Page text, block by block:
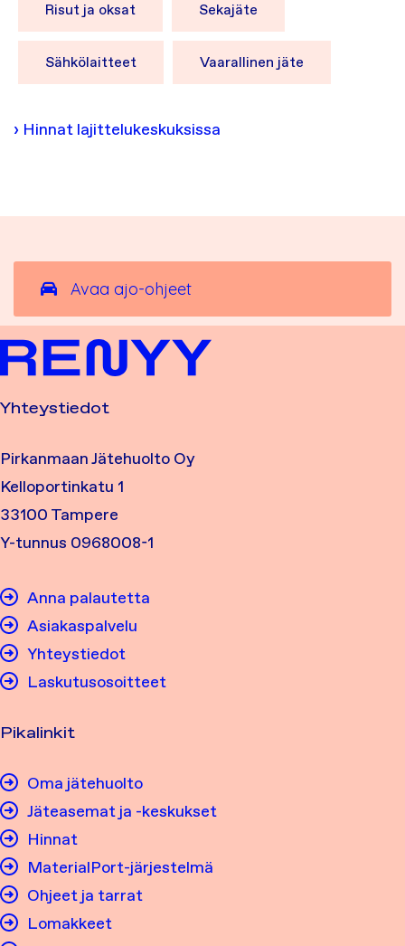
Risut ja oksat Sekajäte
Sähkölaitteet Vaarallinen jäte
› Hinnat lajittelukeskuksissa
Avaa ajo-ohjeet
Yhteystiedot
Pirkanmaan Jätehuolto Oy
Kelloportinkatu 1
33100 Tampere
Y-tunnus 0968008-1
Anna palautetta
Asiakaspalvelu
Yhteystiedot
Laskutusosoitteet
Pikalinkit
Oma jätehuolto
Jäteasemat ja -keskukset
Hinnat
MaterialPort-järjestelmä
Ohjeet ja tarrat
Lomakkeet